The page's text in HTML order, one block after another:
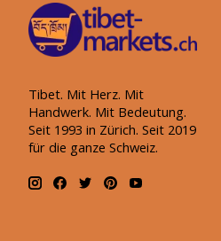
Tibet. Mit Herz. Mit
Handwerk. Mit Bedeutung.
Seit 1993 in Zürich. Seit 2019
für die ganze Schweiz.